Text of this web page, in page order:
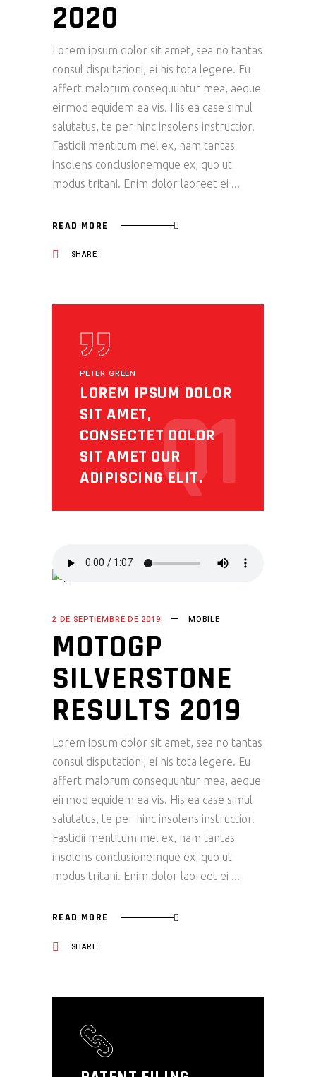
2020
Lorem ipsum dolor sit amet, sea no tantas
consul disputationi, ei his tota legere. Eu
affert malorum consequuntur mea, aeque
eirmod equidem ea vis. His ea case simul
salutatus, te per hinc insolens instructior.
Fastidii mentitum mel ex, nam tantas
insolens conclusionemque ex, quo ut
modus tritani. Enim dolor laoreet ei
READ MORE
SHARE
PETER GREEN
LOREM IPSUM DOLOR
SIT AMET,
CONSECTET DOLOR
SIT AMET OUR
ADIPISCING ELIT.
Q1
2 DE SEPTIEMBRE DE 2019 MOBILE
MOTOGP
SILVERSTONE
RESULTS 2019
Lorem ipsum dolor sit amet, sea no tantas
consul disputationi, ei his tota legere. Eu
affert malorum consequuntur mea, aeque
eirmod equidem ea vis. His ea case simul
salutatus, te per hinc insolens instructior.
Fastidii mentitum mel ex, nam tantas
insolens conclusionemque ex, quo ut
modus tritani. Enim dolor laoreet ei
READ MORE
SHARE